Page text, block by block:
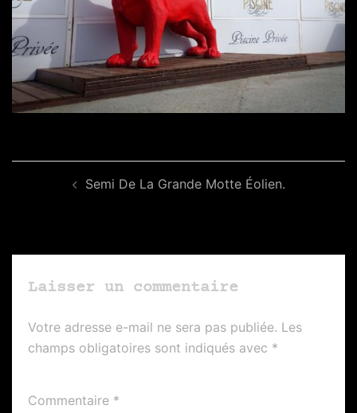
d’articleSemi De La Grande Motte Éolien.
Laisser un commentaire
Votre adresse e-mail ne sera pas publiée. Les
champs obligatoires sont indiqués avec *
Commentaire *